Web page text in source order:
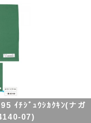
ｲﾁｼﾞｭｳｼｶｸｷﾝ(ナガ
07)